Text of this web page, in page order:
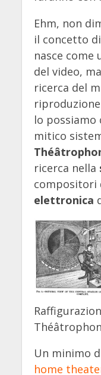
Ehm, non
il concetto di
nasce come
del video,
ricerca del
lo possiamo
mitico
ricerca nella
compositori
elettronica
Un minimo
home